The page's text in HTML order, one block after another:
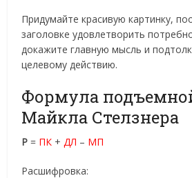
Придумайте красивую картинку,
заголовке удовлетворить
докажите главную мысль и
целевому действию.
Формула
Майкла Стелзнера
Р = ПК +ДЛ – МП
Расшифровка: